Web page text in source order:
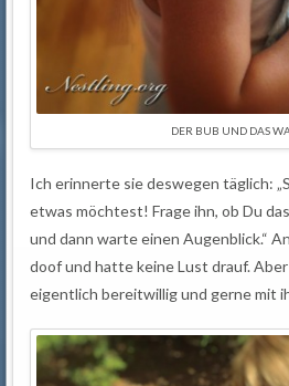
DER BUB UND DAS
Ich erinnerte sie deswegen täglich:
etwas möchtest! Frage ihn, ob Du
und dann warte einen Augenblick.“
doof und hatte keine Lust drauf.
eigentlich bereitwillig und gerne mit